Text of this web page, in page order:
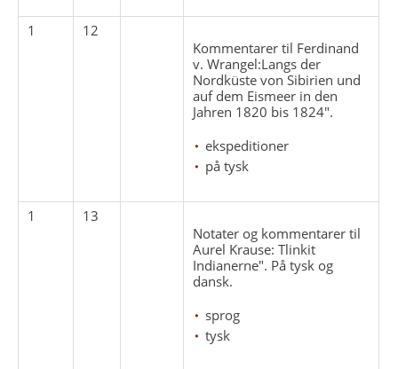
1
12
Kommentarer til Ferdinand
v. Wrangel:Langs der
Nordküste von Sibirien und
auf dem Eismeer in den
Jahren 1820 bis 1824".
ekspeditioner
på tysk
1
13
Notater og kommentarer til
Aurel Krause: Tlinkit
Indianerne". På tysk og
dansk.
sprog
tysk